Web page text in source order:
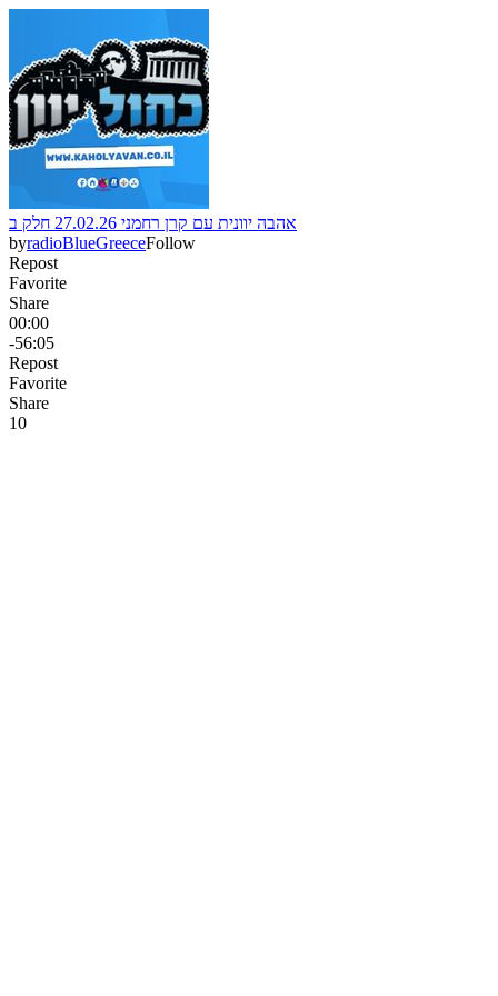
אהבה יוונית עם קרן רחמני 27.02.26 חלק ב
byradioBlueGreeceFollow
Repost
Favorite
Share
00:00
-56:05
Repost
Favorite
Share
10